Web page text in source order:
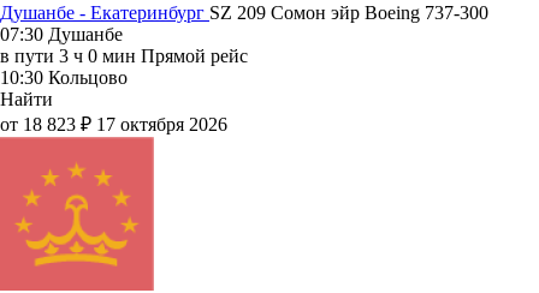
Душанбе - Екатеринбург SZ 209 Сомон эйр Boeing 737-300
07:30 Душанбе
в пути 3 ч 0 мин Прямой рейс
10:30 Кольцово
Найти
от 18 823 ₽ 17 октября 2026